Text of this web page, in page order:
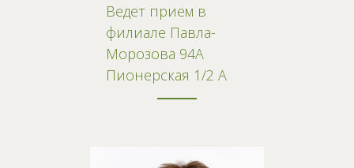
Ведет прием в
филиале Павла-
Морозова 94А
Пионерская 1/2 А